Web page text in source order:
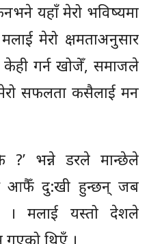
यहाँ मेरो भविष्यमा
मेरो क्षमताअनुसार
गर्न खोजेँ, समाजले
सफलता कसैलाई मन
?’ भन्ने डरले मान्छेले
आफैँ दु:खी हुन्छन् जब
। मलाई यस्तो देशले
गएको थिएँ ।